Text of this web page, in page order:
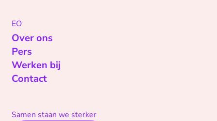
EO
Over ons
Pers
Werken bij
Contact
Samen staan we sterker